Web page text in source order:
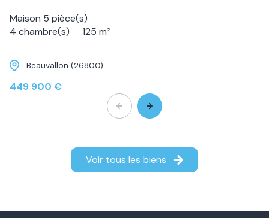
Maison 5 pièce(s)
4 chambre(s)
125 m²
Beauvallon (26800)
449 900 €
Voir tous les biens